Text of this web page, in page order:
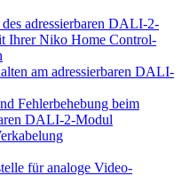
adressierbaren DALI-2-
Ihrer Niko Home Control-
am adressierbaren DALI-
Fehlerbehebung beim
DALI-2-Modul
für analoge Video-